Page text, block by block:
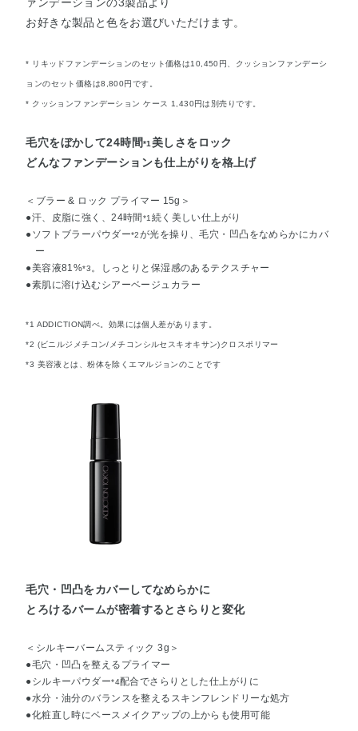
お好きな製品と色をお選びいただけます。
* リキッドファンデーションのセット価格は10,450円、クッションファンデーシ
ョンのセット価格は8,800円です。
* クッションファンデーション ケース 1,430円は別売りです。
毛穴をぼかして24時間*1 美しさをロック
どんなファンデーションも仕上がりを格上げ
＜ブラー & ロック プライマー 15g＞
●汗、皮脂に強く、24時間 *1 続く美しい仕上がり
●ソフトブラーパウダー*2が光を操り、毛穴・凹凸をなめらかにカバ
ー
●美容液81%*3。しっとりと保湿感のあるテクスチャー
●素肌に溶け込むシアーベージュカラー
*1 ADDICTION調べ。効果には個人差があります。
*2 (ビニルジメチコン/メチコンシルセスキオキサン)クロスポリマー
*3 美容液とは、粉体を除くエマルジョンのことです
毛穴・凹凸をカバーしてなめらかに
とろけるバームが密着するとさらりと変化
＜シルキーバームスティック 3g＞
●毛穴・凹凸を整えるプライマー
●シルキーパウダー*4配合でさらりとした仕上がりに
●水分・油分のバランスを整えるスキンフレンドリーな処方
●化粧直し時にベースメイクアップの上からも使用可能